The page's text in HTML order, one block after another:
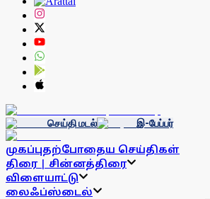
செய்தி மடல் இ-பேப்பர்
முகப்புதற்போதைய செய்திகள்
திரை | சின்னத்திரை
விளையாட்டு
லைஃப்ஸ்டைல்